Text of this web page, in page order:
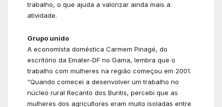
trabalho, o que ajuda a valorizar ainda mais a
atividade.
Grupo unido
A economista doméstica Carmem Pinagé, do
escritório da Emater-DF no Gama, lembra que o
trabalho com mulheres na região começou em 2001.
“Quando comecei a desenvolver um trabalho no
núcleo rural Recanto dos Buritis, percebi que as
mulheres dos agricultores eram muito isoladas entre